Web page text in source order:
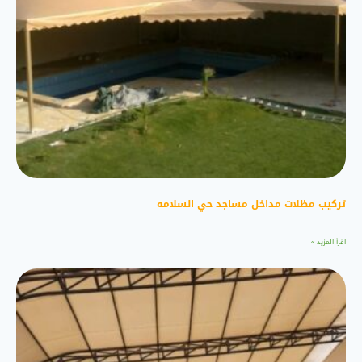
تركيب مظلات مداخل مساجد حي السلامه
اقرأ المزيد »